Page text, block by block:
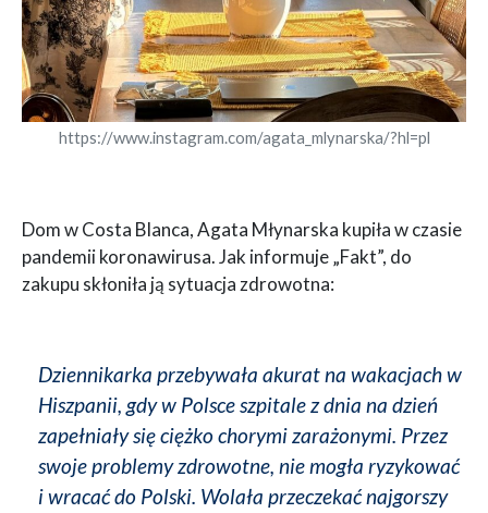
https://www.instagram.com/agata_mlynarska/?hl=pl
Dom w Costa Blanca, Agata Młynarska kupiła w czasie
pandemii koronawirusa. Jak informuje „Fakt”, do
zakupu skłoniła ją sytuacja zdrowotna:
Dziennikarka przebywała akurat na wakacjach w
Hiszpanii, gdy w Polsce szpitale z dnia na dzień
zapełniały się ciężko chorymi zarażonymi. Przez
swoje problemy zdrowotne, nie mogła ryzykować
i wracać do Polski. Wolała przeczekać najgorszy